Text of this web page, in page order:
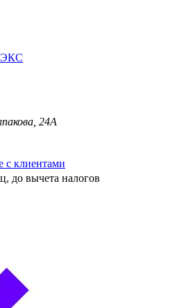
24А
с клиентами
до вычета налогов